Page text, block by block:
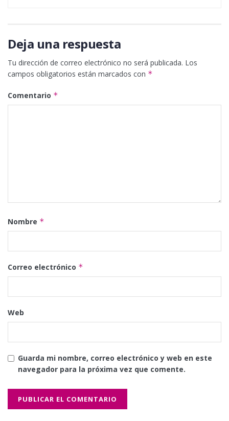
Deja una respuesta
Tu dirección de correo electrónico no será publicada. Los
campos obligatorios están marcados con *
Comentario *
Nombre *
Correo electrónico *
Web
Guarda mi nombre, correo electrónico y web en este
navegador para la próxima vez que comente.